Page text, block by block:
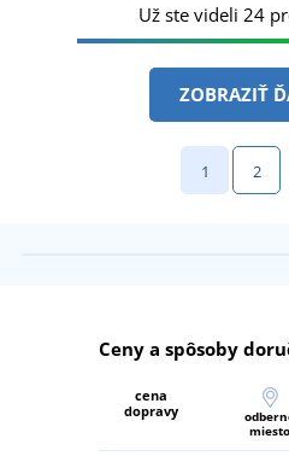
Už ste videli 24
ZOBRAZIŤ
1 2
Ceny a spôsoby
cena
dopravy
miesto